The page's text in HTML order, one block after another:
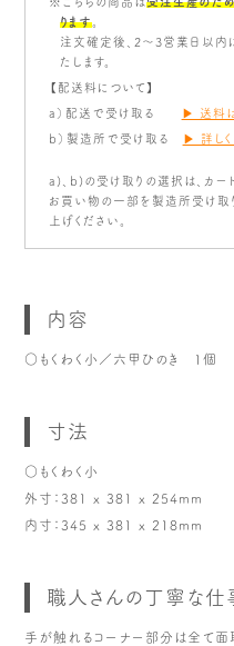
ります
注文確定後、2～3営業日以内
たします。
【配送料について】
a）配送で受け取る ▶ 送料は
b）製造所で受け取る ▶ 詳しく
a)、b)の受け取りの選択は、カー
お買い物の一部を製造所受け取
上げください。
内容
○もくわく小／六甲ひのき 1個
寸法
○もくわく小
外寸：381 x 381 x 254mm
内寸：345 x 381 x 218mm
職人さんの丁寧な仕
手が触れるコーナー部分は全て面